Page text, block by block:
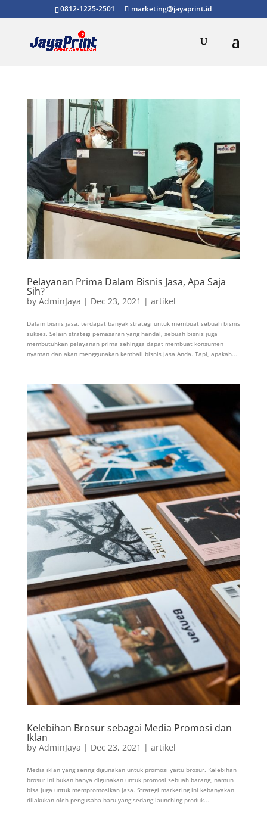
0812-1225-2501 marketing@jayaprint.id
Pelayanan Prima Dalam Bisnis Jasa, Apa Saja
Sih?
by AdminJaya | Dec 23, 2021 | artikel
Dalam bisnis jasa, terdapat banyak strategi untuk membuat sebuah bisnis
sukses. Selain strategi pemasaran yang handal, sebuah bisnis juga
membutuhkan pelayanan prima sehingga dapat membuat konsumen
nyaman dan akan menggunakan kembali bisnis jasa Anda. Tapi, apakah...
Kelebihan Brosur sebagai Media Promosi dan
Iklan
by AdminJaya | Dec 23, 2021 | artikel
Media iklan yang sering digunakan untuk promosi yaitu brosur. Kelebihan
brosur ini bukan hanya digunakan untuk promosi sebuah barang, namun
bisa juga untuk mempromosikan jasa. Strategi marketing ini kebanyakan
dilakukan oleh pengusaha baru yang sedang launching produk...